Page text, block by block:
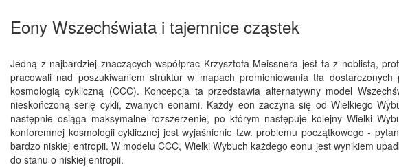
Eony Wszechświata i tajemnice cząstek
Jedną z najbardziej znaczących współprac Krzysztofa Meissnera jest ta z noblistą,
pracowali nad poszukiwaniem struktur w mapach promieniowania tła
kosmologią cykliczną (CCC). Koncepcja ta przedstawia alternatywny model
nieskończoną serię cykli, zwanych eonami. Każdy eon zaczyna się od Wielkiego
następnie osiąga maksymalne rozszerzenie, po którym następuje kolejny Wielki
konforemnej kosmologii cyklicznej jest wyjaśnienie tzw. problemu początkowego -
bardzo niskiej entropii. W modelu CCC, Wielki Wybuch każdego eonu jest wynikiem
do stanu o niskiej entropii.